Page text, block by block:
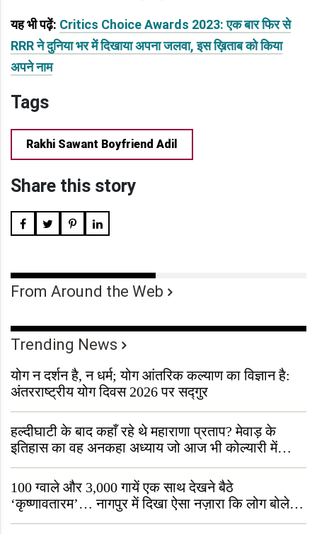
यह भी पढ़ें: Critics Choice Awards 2023: एक बार फिर से
RRR ने दुनिया भर में दिखाया अपना जलवा, इस ख़िताब को किया
अपने नाम
Tags
Rakhi Sawant Boyfriend Adil
Share this story
From Around the Web
Trending News
योग न दर्शन है, न धर्म; योग आंतरिक कल्याण का विज्ञान है:
अंतरराष्ट्रीय योग दिवस 2026 पर सद्गुर
हल्दीघाटी के बाद कहाँ रहे थे महाराणा प्रताप? मेवाड़ के
इतिहास का वह अनकहा अध्याय जो आज भी कोल्यारी में
जीवित है
100 ग्वाले और 3,000 गायें एक साथ देखने बैठे
‘कृष्णावतारम’… नागपुर में दिखा ऐसा नज़ारा कि लोग बोले,
“ऐसा तो सिर्फ़ कृष्ण ही कर सकते हैं”